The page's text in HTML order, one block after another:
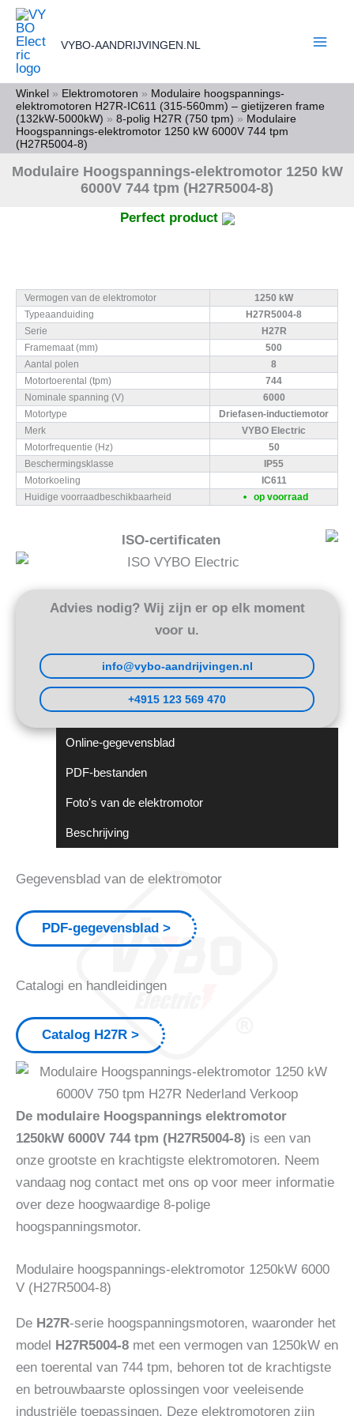
Ga
naar
inhoud
VYBO-AANDRIJVINGEN.NL
Winkel » Elektromotoren » Modulaire hoogspannings-
elektromotoren H27R-IC611 (315-560mm) – gietijzeren frame
(132kW-5000kW) » 8-polig H27R (750 tpm) » Modulaire
Hoogspannings-elektromotor 1250 kW 6000V 744 tpm
(H27R5004-8)
Modulaire Hoogspannings-elektromotor 1250 kW
6000V 744 tpm (H27R5004-8)
Perfect product
Vermogen van de elektromotor
1250 kW
Typeaanduiding
H27R5004-8
Serie
H27R
Framemaat (mm)
500
Aantal polen
8
Motortoerental (tpm)
744
Nominale spanning (V)
6000
Motortype
Driefasen-inductiemotor
Merk
VYBO Electric
Motorfrequentie (Hz)
50
Beschermingsklasse
IP55
Motorkoeling
IC611
Huidige voorraadbeschikbaarheid
op voorraad
ISO-certificaten
Advies nodig? Wij zijn er op elk moment
voor u.
info@vybo-aandrijvingen.nl
+4915 123 569 470
Online-gegevensblad
PDF-bestanden
Foto's van de elektromotor
Beschrijving
Gegevensblad van de elektromotor
PDF-gegevensblad
Catalogi en handleidingen
Catalog H27R
De modulaire Hoogspannings elektromotor
1250kW 6000V 744 tpm (H27R5004-8) is een van
onze grootste en krachtigste elektromotoren. Neem
vandaag nog contact met ons op voor meer informatie
over deze hoogwaardige 8-polige
hoogspanningsmotor.
Modulaire hoogspannings-elektromotor 1250kW 6000
V (H27R5004-8)
De H27R-serie hoogspanningsmotoren, waaronder het
model H27R5004-8 met een vermogen van 1250kW en
een toerental van 744 tpm, behoren tot de krachtigste
en betrouwbaarste oplossingen voor veeleisende
industriële toepassingen. Deze elektromotoren zijn